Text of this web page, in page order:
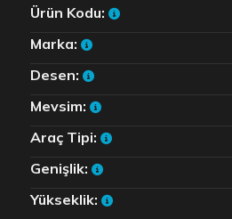
Ürün Kodu:
Marka:
Desen:
Mevsim:
Araç Tipi:
Genişlik:
Yükseklik: